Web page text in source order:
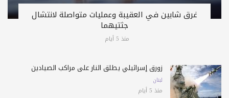
غرق شابين في العقيبة وعمليات متواصلة لانتشال
جثتيهما
منذ 5 أيام
زورق إسرائيلي يطلق النار على مراكب الصيادين
لبنان
منذ 5 أيام